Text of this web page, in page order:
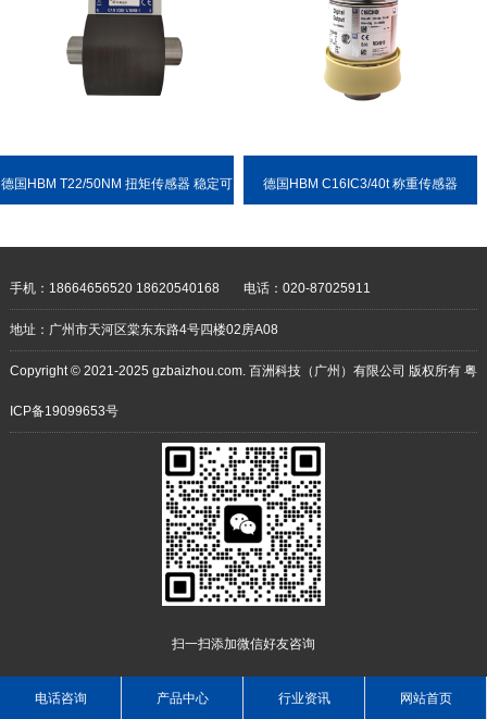
德国HBM T22/50NM 扭矩传感器 稳定可 德国HBM C16IC3/40t 称重传感器
手机：18664656520 18620540168 电话：020-87025911
地址：广州市天河区棠东东路4号四楼02房A08
Copyright © 2021-2025 gzbaizhou.com. 百洲科技（广州）有限公司 版权所有 粤
ICP备19099653号
扫一扫添加微信好友咨询
电话咨询 产品中心 行业资讯 网站首页